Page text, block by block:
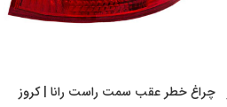
چراغ خطر عقب سمت راست رانا | کروز